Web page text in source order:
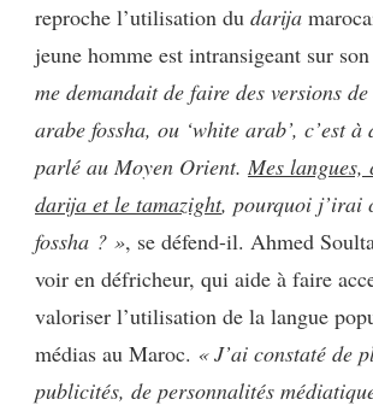
reproche l’utilisation du darija
jeune homme est intransigeant sur
me demandait de faire des versions de
arabe fossha, ou ‘white arab’, c’est à
parlé au Moyen Orient. Mes langues,
darija et le tamazight, pourquoi j’irai
fossha ? », se défend-il. Ahmed
voir en défricheur, qui aide à faire
valoriser l’utilisation de la langue
médias au Maroc. « J’ai constaté de
publicités, de personnalités